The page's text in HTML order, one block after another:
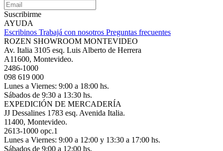
Suscribirme
AYUDA
Escribinos Trabajá con nosotros Preguntas frecuentes
ROZEN SHOWROOM MONTEVIDEO
Av. Italia 3105 esq. Luis Alberto de Herrera
A11600, Montevideo.
2486-1000
098 619 000
Lunes a Viernes: 9:00 a 18:00 hs.
Sábados de 9:30 a 13:30 hs.
EXPEDICIÓN DE MERCADERÍA
JJ Dessalines 1783 esq. Avenida Italia.
11400, Montevideo.
2613-1000 opc.1
Lunes a Viernes: 9:00 a 12:00 y 13:30 a 17:00 hs.
Sábados de 9:00 a 12:00 hs.